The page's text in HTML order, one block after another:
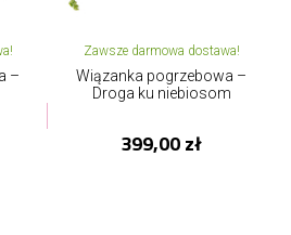
–
Zawsze darmowa dostawa!
Wiązanka pogrzebowa –
Droga ku niebiosom
399,00 zł